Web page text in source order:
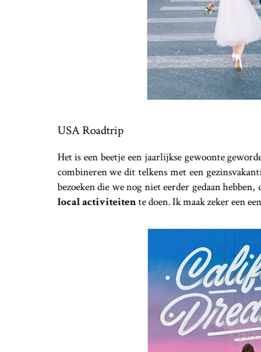
USA Roadtrip
Het is een beetje een jaarlijkse gewoonte
combineren we dit telkens met een
bezoeken die we nog niet eerder gedaan
local activiteitente doen. Ik maak zeker een